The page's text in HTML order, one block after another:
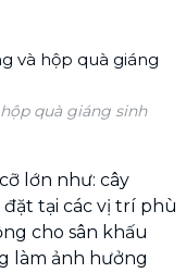
quà giáng sinh
lớn như: cây
tại các vị trí phù
cho sân khấu
làm ảnh hưởng